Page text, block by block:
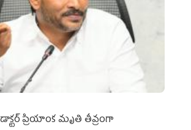
ప్రియాంక మృతి తీవ్రంగా